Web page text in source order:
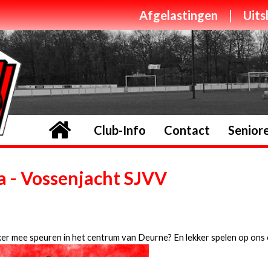
Afgelastingen |
Home Club-Info Contact
- Vossenjacht SJVV
mee speuren in het centrum van Deurne? En lekker spelen op